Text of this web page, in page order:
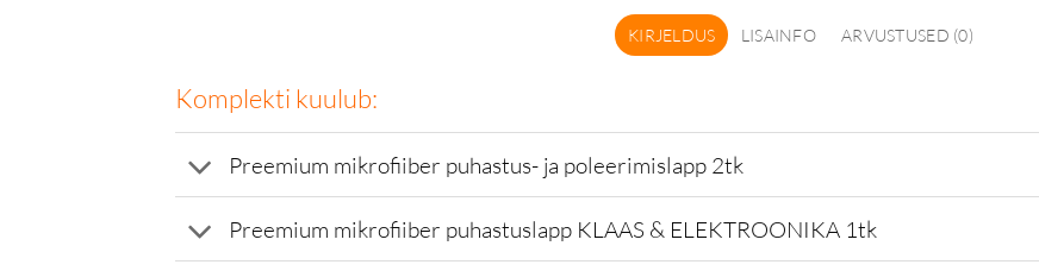
KIRJELDUS LISAINFO ARVUSTUSED (0)
Komplekti kuulub:
Preemium mikrofiiber puhastus- ja poleerimislapp 2tk
Preemium mikrofiiber puhastuslapp KLAAS & ELEKTROONIKA 1tk